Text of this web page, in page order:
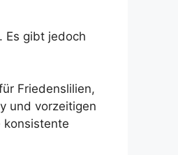
Es gibt jedoch
Friedenslilien,
und vorzeitigen
konsistente